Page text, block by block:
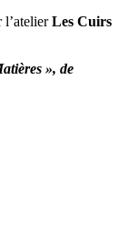
l’atelierLes Cuirs
», de